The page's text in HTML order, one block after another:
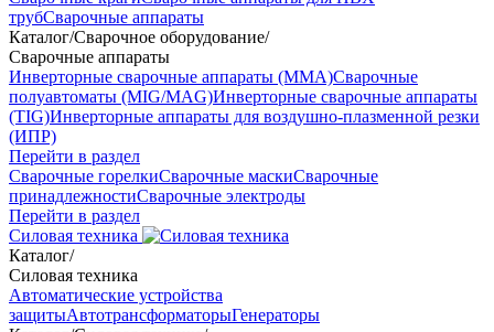
трубСварочные аппараты
Каталог/Сварочное оборудование/
Сварочные аппараты
Инверторные сварочные аппараты (ММА)Сварочные
полуавтоматы (MIG/MAG)Инверторные сварочные аппараты
(TIG)Инверторные аппараты для воздушно-плазменной резки
(ИПР)
Перейти в раздел
Сварочные горелкиСварочные маскиСварочные
принадлежностиСварочные электроды
Перейти в раздел
Силовая техника
Каталог/
Силовая техника
Автоматические устройства
защитыАвтотрансформаторыГенераторы